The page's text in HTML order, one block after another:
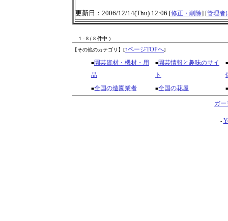
更新日：2006/12/14(Thu) 12:06 [修正・削除] [管理者
1 - 8 ( 8 件中 )
【その他のカテゴリ】 [↑ページTOPへ]
■園芸資材・機材・用
品
■園芸情報と趣味のサイ
ト
■
■全国の造園業者 ■全国の花屋 ■
ガ
-